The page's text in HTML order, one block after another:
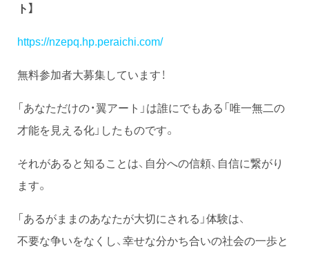
ト】
https://nzepq.hp.peraichi.com/
無料参加者大募集しています！
「あなただけの・翼アート」は誰にでもある「唯一無二の
才能を見える化」したものです。
それがあると知ることは、自分への信頼、自信に繋がり
ます。
「あるがままのあなたが大切にされる」体験は、
不要な争いをなくし、幸せな分かち合いの社会の一歩と